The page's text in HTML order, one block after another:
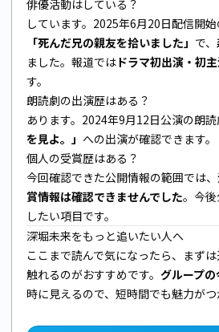
俳優活動はしている？
しています。2025年6月20日配信開
「死んだ兄の親友を拾いました」 で、
ました。報道ではドラマ初出演・初
す。
朗読劇の出演歴はある？
あります。2024年9月12日公演の朗読
を見よ。」 への出演が確認できます。
個人の受賞歴はある？
今回確認できた公開情報の範囲では、
賞情報は確認できませんでした。今
したい項目です。
深堀未来をもっと追いたい人へ
ここまで読んで気になったら、まず
触れるのがおすすめです。 グループの
時に見えるので、短時間でも魅力がつ